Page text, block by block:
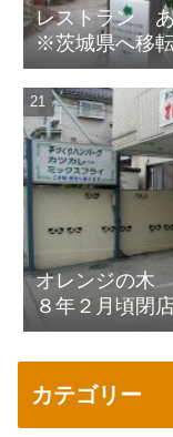
レストラン
※茨城県へ移
オレンジの
８年２月頃閉
カテゴリー